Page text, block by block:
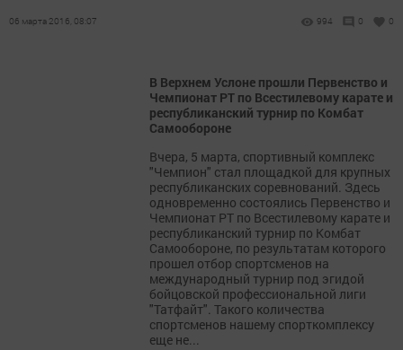
06 марта 2016, 08:07 994 0 0
В Верхнем Услоне прошли Первенство и
Чемпионат РТ по Всестилевому карате и
республиканский турнир по Комбат
Самообороне
Вчера, 5 марта, спортивный комплекс
"Чемпион" стал площадкой для крупных
республиканских соревнований. Здесь
одновременно состоялись Первенство и
Чемпионат РТ по Всестилевому карате и
республиканский турнир по Комбат
Самообороне, по результатам которого
прошел отбор спортсменов на
международный турнир под эгидой
бойцовской профессиональной лиги
"Татфайт". Такого количества
спортсменов нашему спорткомплексу
еще не...